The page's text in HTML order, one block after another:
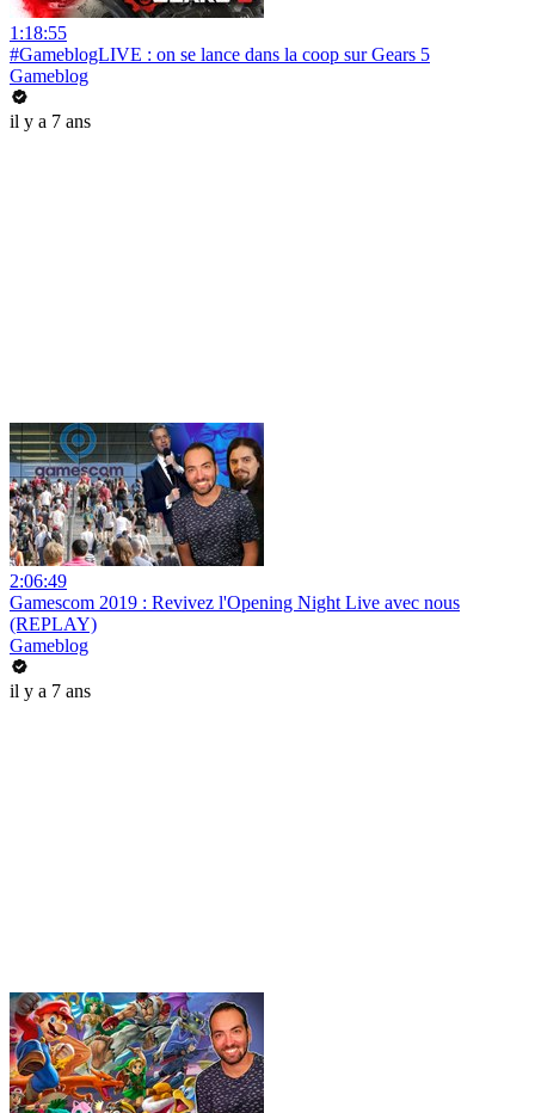
1:18:55
#GameblogLIVE : on se lance dans la coop sur Gears 5
Gameblog
il y a 7 ans
2:06:49
Gamescom 2019 : Revivez l'Opening Night Live avec nous
(REPLAY)
Gameblog
il y a 7 ans